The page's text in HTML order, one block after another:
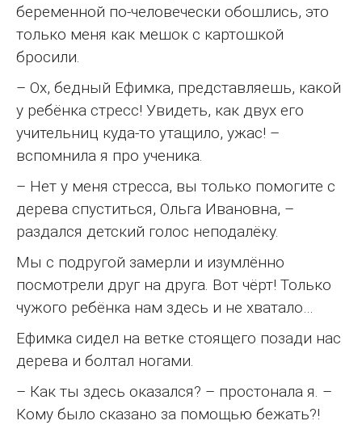
беременной по-человечески обошлись, это
только меня как мешок с картошкой
бросили.
– Ох, бедный Ефимка, представляешь, какой
у ребёнка стресс! Увидеть, как двух его
учительниц куда-то утащило, ужас! –
вспомнила я про ученика.
– Нет у меня стресса, вы только помогите с
дерева спуститься, Ольга Ивановна, –
раздался детский голос неподалёку.
Мы с подругой замерли и изумлённо
посмотрели друг на друга. Вот чёрт! Только
чужого ребёнка нам здесь и не хватало…
Ефимка сидел на ветке стоящего позади нас
дерева и болтал ногами.
– Как ты здесь оказался? – простонала я. –
Кому было сказано за помощью бежать?!